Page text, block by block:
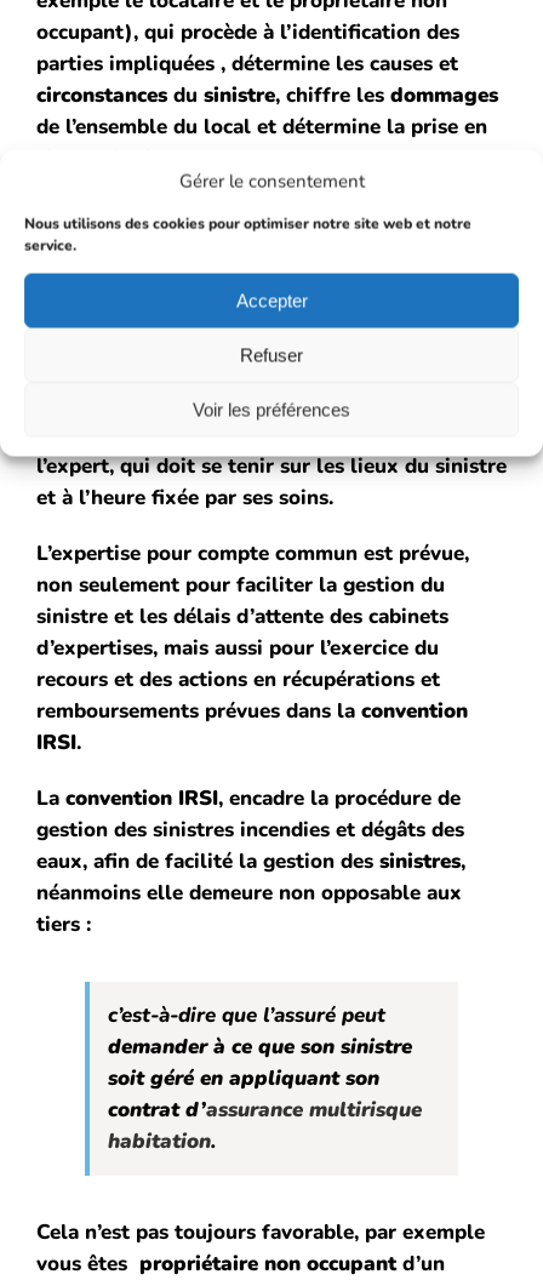
Gérer le consentement
Nous utilisons des cookies pour optimiser notre site web et notre
service.
Accepter
Refuser
Voir les préférences
occupant), qui procède à l’identification des
parties impliquées , détermine les causes et
circonstances du sinistre, chiffre les dommages
de l’ensemble du local et détermine la prise en
opposable aux assureurs
C’est pour cela, que toute personne concernée
l’expert, qui doit se tenir sur les lieux du sinistre
et à l’heure fixée par ses soins.
L’expertise pour compte commun est prévue,
non seulement pour faciliter la gestion du
sinistre et les délais d’attente des cabinets
d’expertises, mais aussi pour l’exercice du
recours et des actions en récupérations et
remboursements prévues dans la convention
IRSI.
La convention IRSI, encadre la procédure de
gestion des sinistres incendies et dégâts des
eaux, afin de facilité la gestion des sinistres,
néanmoins elle demeure non opposable aux
tiers :
c’est-à-dire que l’assuré peut
demander à ce que son sinistre
soit géré en appliquant son
contrat d’assurance multirisque
habitation.
Cela n’est pas toujours favorable, par exemple
vous êtes propriétaire non occupantd’un